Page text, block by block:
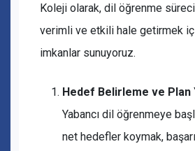
Koleji olarak, dil öğrenme
verimli ve etkili hale getirmek
imkanlar sunuyoruz.
Hedef Belirleme ve Plan
Yabancı dil öğrenmeye
net hedefler koymak,